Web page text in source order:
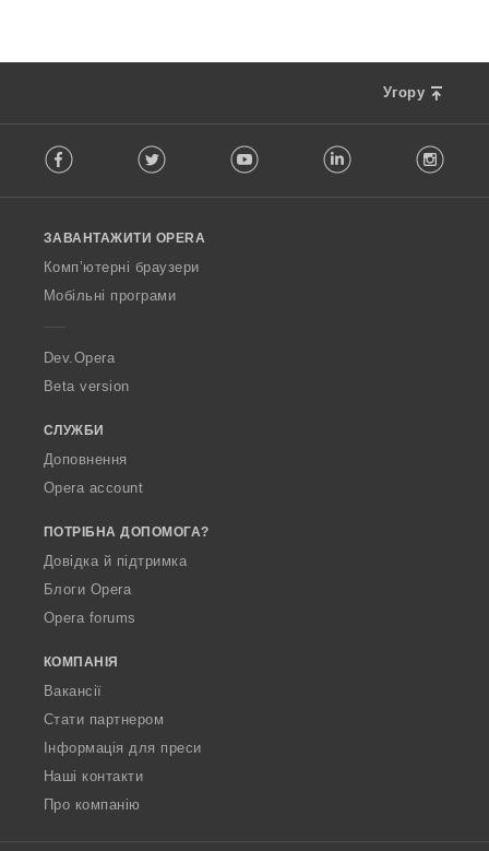
Угору
o
w
O
p
a
Facebook Twitter Youtube LinkedIn
ЗАВАНТАЖИТИ OPERA
Комп’ютерні браузери
Мобільні програми
Dev.Opera
Beta version
СЛУЖБИ
Доповнення
Opera account
ПОТРІБНА ДОПОМОГА?
Довідка й підтримка
Блоги Opera
Opera forums
КОМПАНІЯ
Вакансії
Стати партнером
Інформація для преси
Наші контакти
Про компанію